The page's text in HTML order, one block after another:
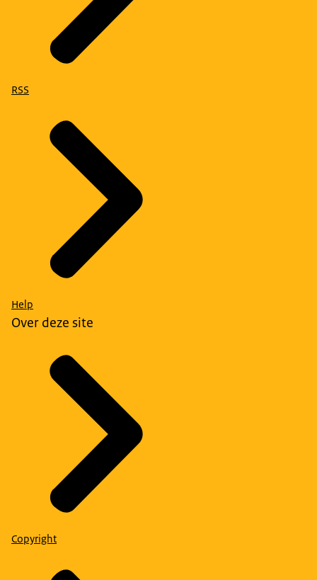
RSS
Help
Over deze site
Copyright